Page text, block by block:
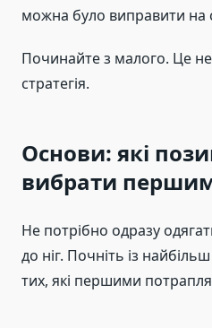
можна було виправити на
Починайте з малого. Це
стратегія.
Основи: які
вибрати
Не потрібно одразу
до ніг. Почніть із
тих, які першими